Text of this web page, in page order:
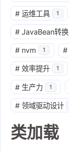
# 运维工具 1
# JavaBean转换
# nvm 1 #
# 效率提升 1
# 生产力 1
# 领域驱动设计
类加载